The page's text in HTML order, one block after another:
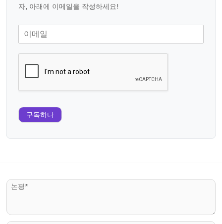
자, 아래에 이메일을 작성하세요!
구독하다